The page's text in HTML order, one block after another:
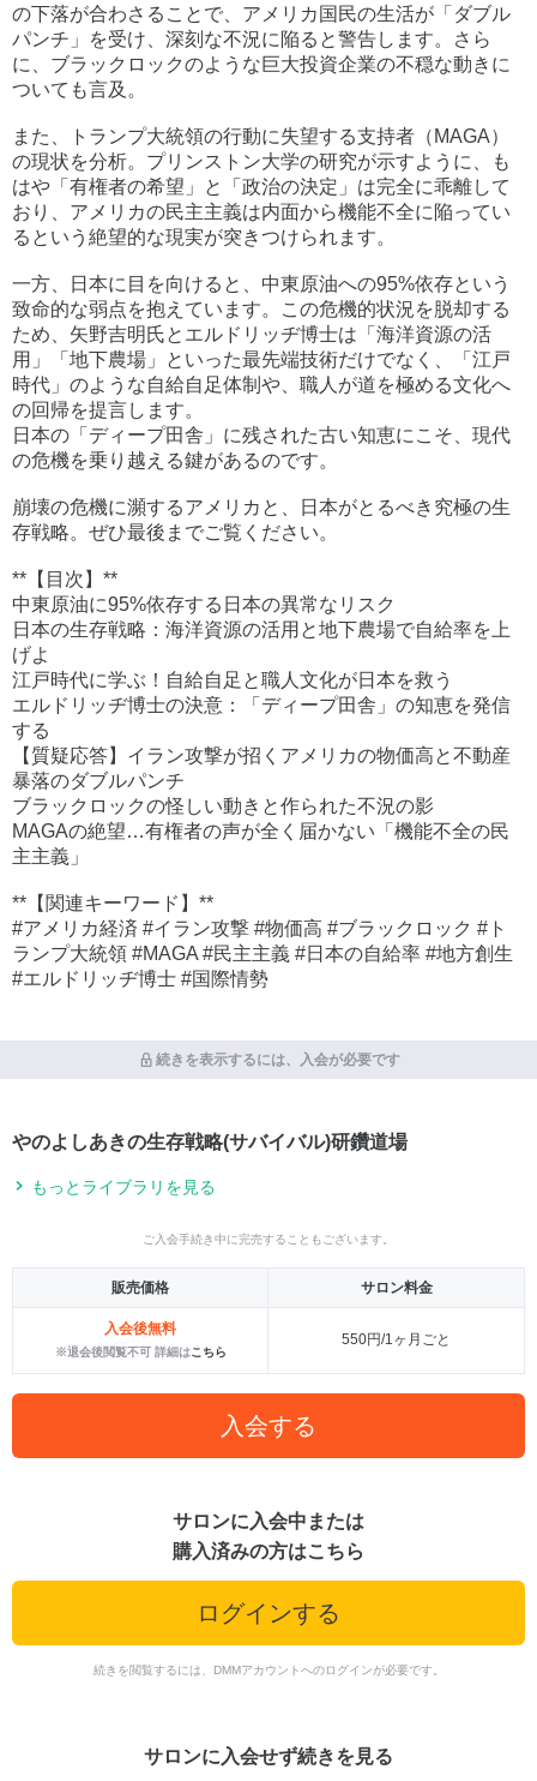
の下落が合わさることで、アメリカ国民の生活が「ダブル
パンチ」を受け、深刻な不況に陥ると警告します。さら
に、ブラックロックのような巨大投資企業の不穏な動きに
ついても言及。
また、トランプ大統領の行動に失望する支持者（MAGA）
の現状を分析。プリンストン大学の研究が示すように、も
はや「有権者の希望」と「政治の決定」は完全に乖離して
おり、アメリカの民主主義は内面から機能不全に陥ってい
るという絶望的な現実が突きつけられます。
一方、日本に目を向けると、中東原油への95%依存という
致命的な弱点を抱えています。この危機的状況を脱却する
ため、矢野吉明氏とエルドリッヂ博士は「海洋資源の活
用」「地下農場」といった最先端技術だけでなく、「江戸
時代」のような自給自足体制や、職人が道を極める文化へ
の回帰を提言します。
日本の「ディープ田舎」に残された古い知恵にこそ、現代
の危機を乗り越える鍵があるのです。
崩壊の危機に瀕するアメリカと、日本がとるべき究極の生
存戦略。ぜひ最後までご覧ください。
**【目次】**
中東原油に95%依存する日本の異常なリスク
日本の生存戦略：海洋資源の活用と地下農場で自給率を上
げよ
江戸時代に学ぶ！自給自足と職人文化が日本を救う
エルドリッヂ博士の決意：「ディープ田舎」の知恵を発信
する
【質疑応答】イラン攻撃が招くアメリカの物価高と不動産
暴落のダブルパンチ
ブラックロックの怪しい動きと作られた不況の影
MAGAの絶望…有権者の声が全く届かない「機能不全の民
主主義」
**【関連キーワード】**
#アメリカ経済 #イラン攻撃 #物価高 #ブラックロック #ト
ランプ大統領 #MAGA #民主主義 #日本の自給率 #地方創生
#エルドリッヂ博士 #国際情勢
続きを表示するには、入会が必要です
やのよしあきの生存戦略(サバイバル)研鑽道場
もっとライブラリを見る
ご入会手続き中に完売することもございます。
販売価格 サロン料金
入会後無料
※退会後閲覧不可 詳細はこちら
550円/1ヶ月ごと
入会する
サロンに入会中または
購入済みの方はこちら
ログインする
続きを閲覧するには、DMMアカウントへのログインが必要です。
サロンに入会せず続きを見る